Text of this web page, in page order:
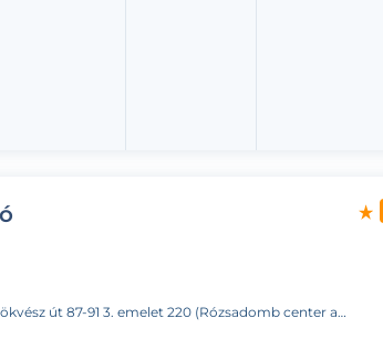
út 87-91 3. emelet 220 (Rózsadomb center a posta mellett)